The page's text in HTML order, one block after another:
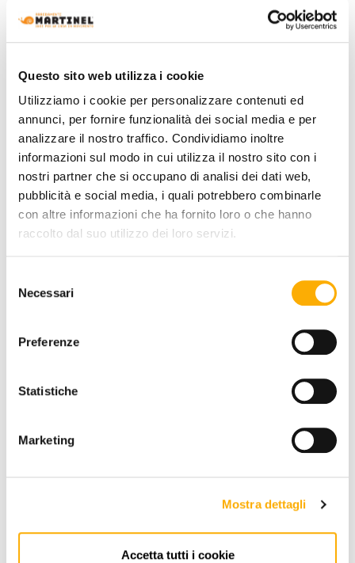
Questo sito web utilizza i cookie
Utilizziamo i cookie per personalizzare contenuti ed
annunci, per fornire funzionalità dei social media e per
analizzare il nostro traffico. Condividiamo inoltre
informazioni sul modo in cui utilizza il nostro sito con i
nostri partner che si occupano di analisi dei dati web,
pubblicità e social media, i quali potrebbero combinarle
con altre informazioni che ha fornito loro o che hanno
raccolto dal suo utilizzo dei loro servizi.
delNecessari
Preferenze
Statistiche
Marketing
Mostra dettagli
Accetta tutti i cookie
FIND OUT MORE
Office